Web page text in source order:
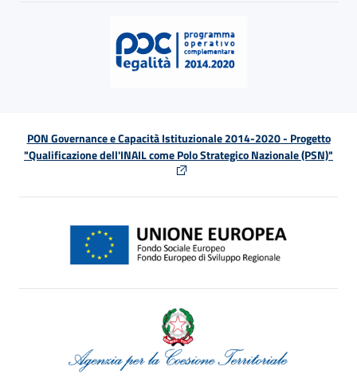
PON Governance e Capacità Istituzionale 2014-2020 - Progetto
"Qualificazione dell'INAIL come Polo Strategico Nazionale (PSN)"